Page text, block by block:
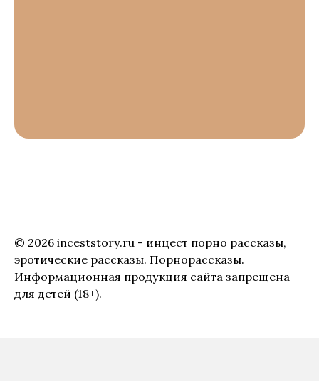
© 2026 inceststory.ru - инцест порно рассказы,
эротические рассказы. Порнорассказы.
Информационная продукция сайта запрещена
для детей (18+).